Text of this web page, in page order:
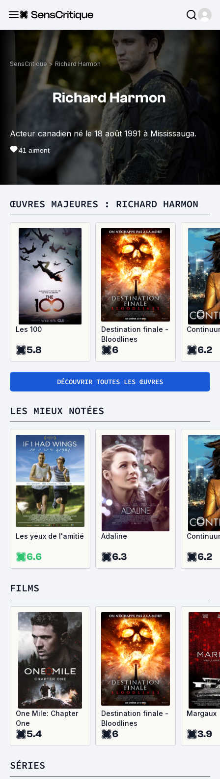
SensCritique > Richard Harmon
Richard Harmon
Acteur canadien né le 18 août 1991 à Mississauga.
41 aiment
ŒUVRES MAJEURES : RICHARD HARMON
Les 100
5.8
Destination finale -
Bloodlines
6 6.2
DÉCOUVRIR TOUTES LES ŒUVRES
LES MIEUX NOTÉES
Les yeux de l'amitié
6.6
Adaline
6.3 6.2
FILMS
One Mile: Chapter
One
5.4
Destination finale -
Bloodlines
6
Margaux
3.9
SÉRIES